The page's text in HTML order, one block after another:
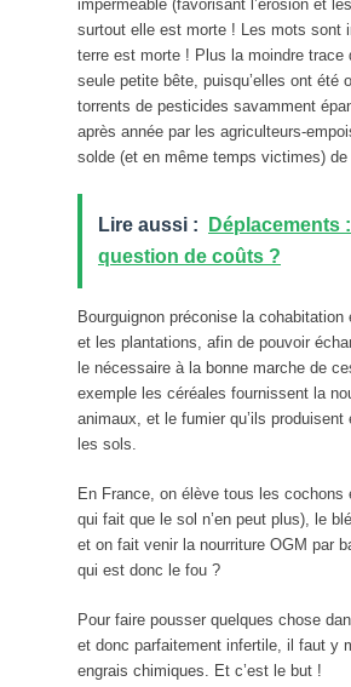
imperméable (favorisant l’érosion et
surtout elle est morte ! Les mots sont
terre est morte ! Plus la moindre trace
seule petite bête, puisqu’elles ont été
torrents de pesticides savamment
après année par les agriculteurs-
solde (et en même temps victimes) de
Lire aussi :
Déplacements
question de coûts ?
Bourguignon préconise la cohabitation
et les plantations, afin de pouvoir
le nécessaire à la bonne marche de
exemple les céréales fournissent la
animaux, et le fumier qu’ils produisent
les sols.
En France, on élève tous les cochons
qui fait que le sol n’en peut plus), le
et on fait venir la nourriture OGM par
qui est donc le fou ?
Pour faire pousser quelques chose
et donc parfaitement infertile, il faut y
engrais chimiques. Et c’est le but !